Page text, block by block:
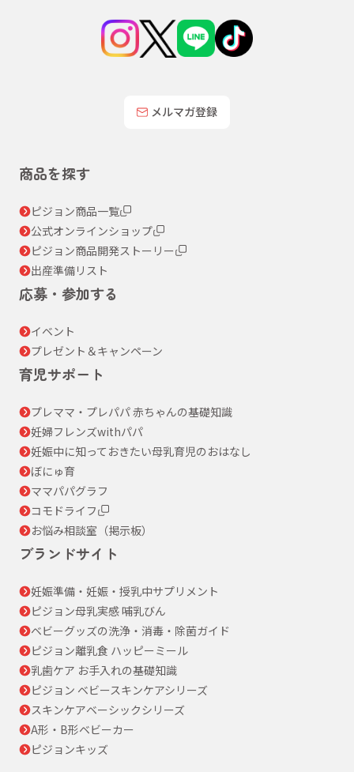
メルマガ登録
商品を探す
ピジョン商品一覧
公式オンラインショップ
ピジョン商品開発ストーリー
出産準備リスト
応募・参加する
イベント
プレゼント＆キャンペーン
育児サポート
プレママ・プレパパ 赤ちゃんの基礎知識
妊婦フレンズwithパパ
妊娠中に知っておきたい母乳育児のおはなし
ぼにゅ育
ママパパグラフ
コモドライフ
お悩み相談室（掲示板）
ブランドサイト
妊娠準備・妊娠・授乳中サプリメント
ピジョン母乳実感 哺乳びん
ベビーグッズの洗浄・消毒・除菌ガイド
ピジョン離乳食 ハッピーミール
乳歯ケア お手入れの基礎知識
ピジョン ベビースキンケアシリーズ
スキンケアベーシックシリーズ
A形・B形ベビーカー
ピジョンキッズ